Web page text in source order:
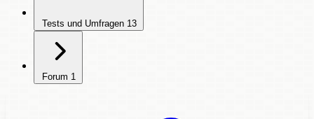
Tests und Umfragen 13
Forum 1